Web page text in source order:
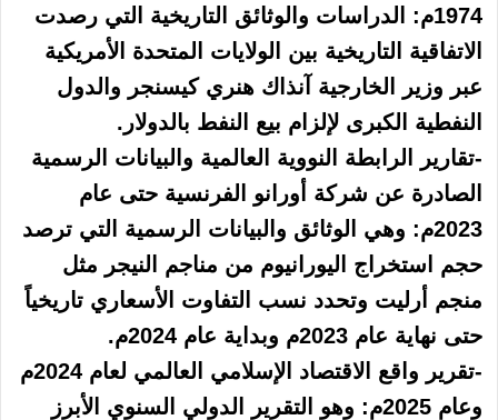
1974م: الدراسات والوثائق التاريخية التي رصدت
الاتفاقية التاريخية بين الولايات المتحدة الأمريكية
عبر وزير الخارجية آنذاك هنري كيسنجر والدول
النفطية الكبرى لإلزام بيع النفط بالدولار.
-تقارير الرابطة النووية العالمية والبيانات الرسمية
الصادرة عن شركة أورانو الفرنسية حتى عام
2023م: وهي الوثائق والبيانات الرسمية التي ترصد
حجم استخراج اليورانيوم من مناجم النيجر مثل
منجم أرليت وتحدد نسب التفاوت الأسعاري تاريخياً
حتى نهاية عام 2023م وبداية عام 2024م.
-تقرير واقع الاقتصاد الإسلامي العالمي لعام 2024م
وعام 2025م: وهو التقرير الدولي السنوي الأبرز